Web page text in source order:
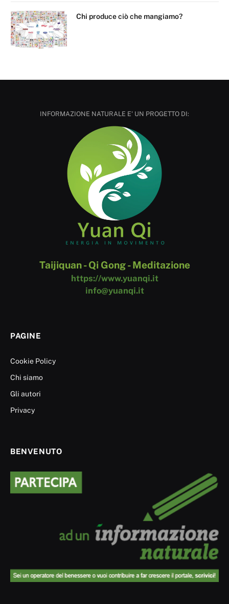
Chi produce ciò che mangiamo?
INFORMAZIONE NATURALE E' UN PROGETTO DI:
Taijiquan - Qi Gong - Meditazione
https://www.yuanqi.it
info@yuanqi.it
PAGINE
Cookie Policy
Chi siamo
Gli autori
Privacy
BENVENUTO